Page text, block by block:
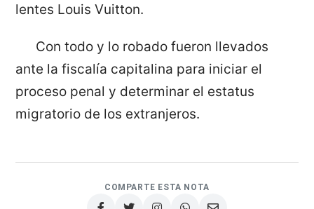
lentes Louis Vuitton.
Con todo y lo robado fueron llevados
ante la fiscalía capitalina para iniciar el
proceso penal y determinar el estatus
migratorio de los extranjeros.
COMPARTE ESTA NOTA